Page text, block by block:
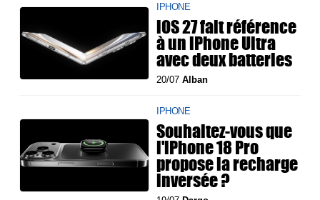
IPHONE
iOS 27 fait référence
à un iPhone Ultra
avec deux batteries
20/07Alban
IPHONE
Souhaitez-vous que
l'iPhone 18 Pro
propose la recharge
inversée ?